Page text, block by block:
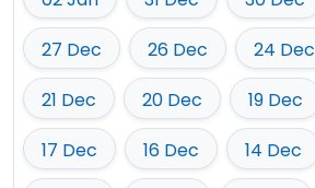
27 Dec
26 Dec 24 Dec
21 Dec
20 Dec 19 Dec
17 Dec
16 Dec 14 Dec